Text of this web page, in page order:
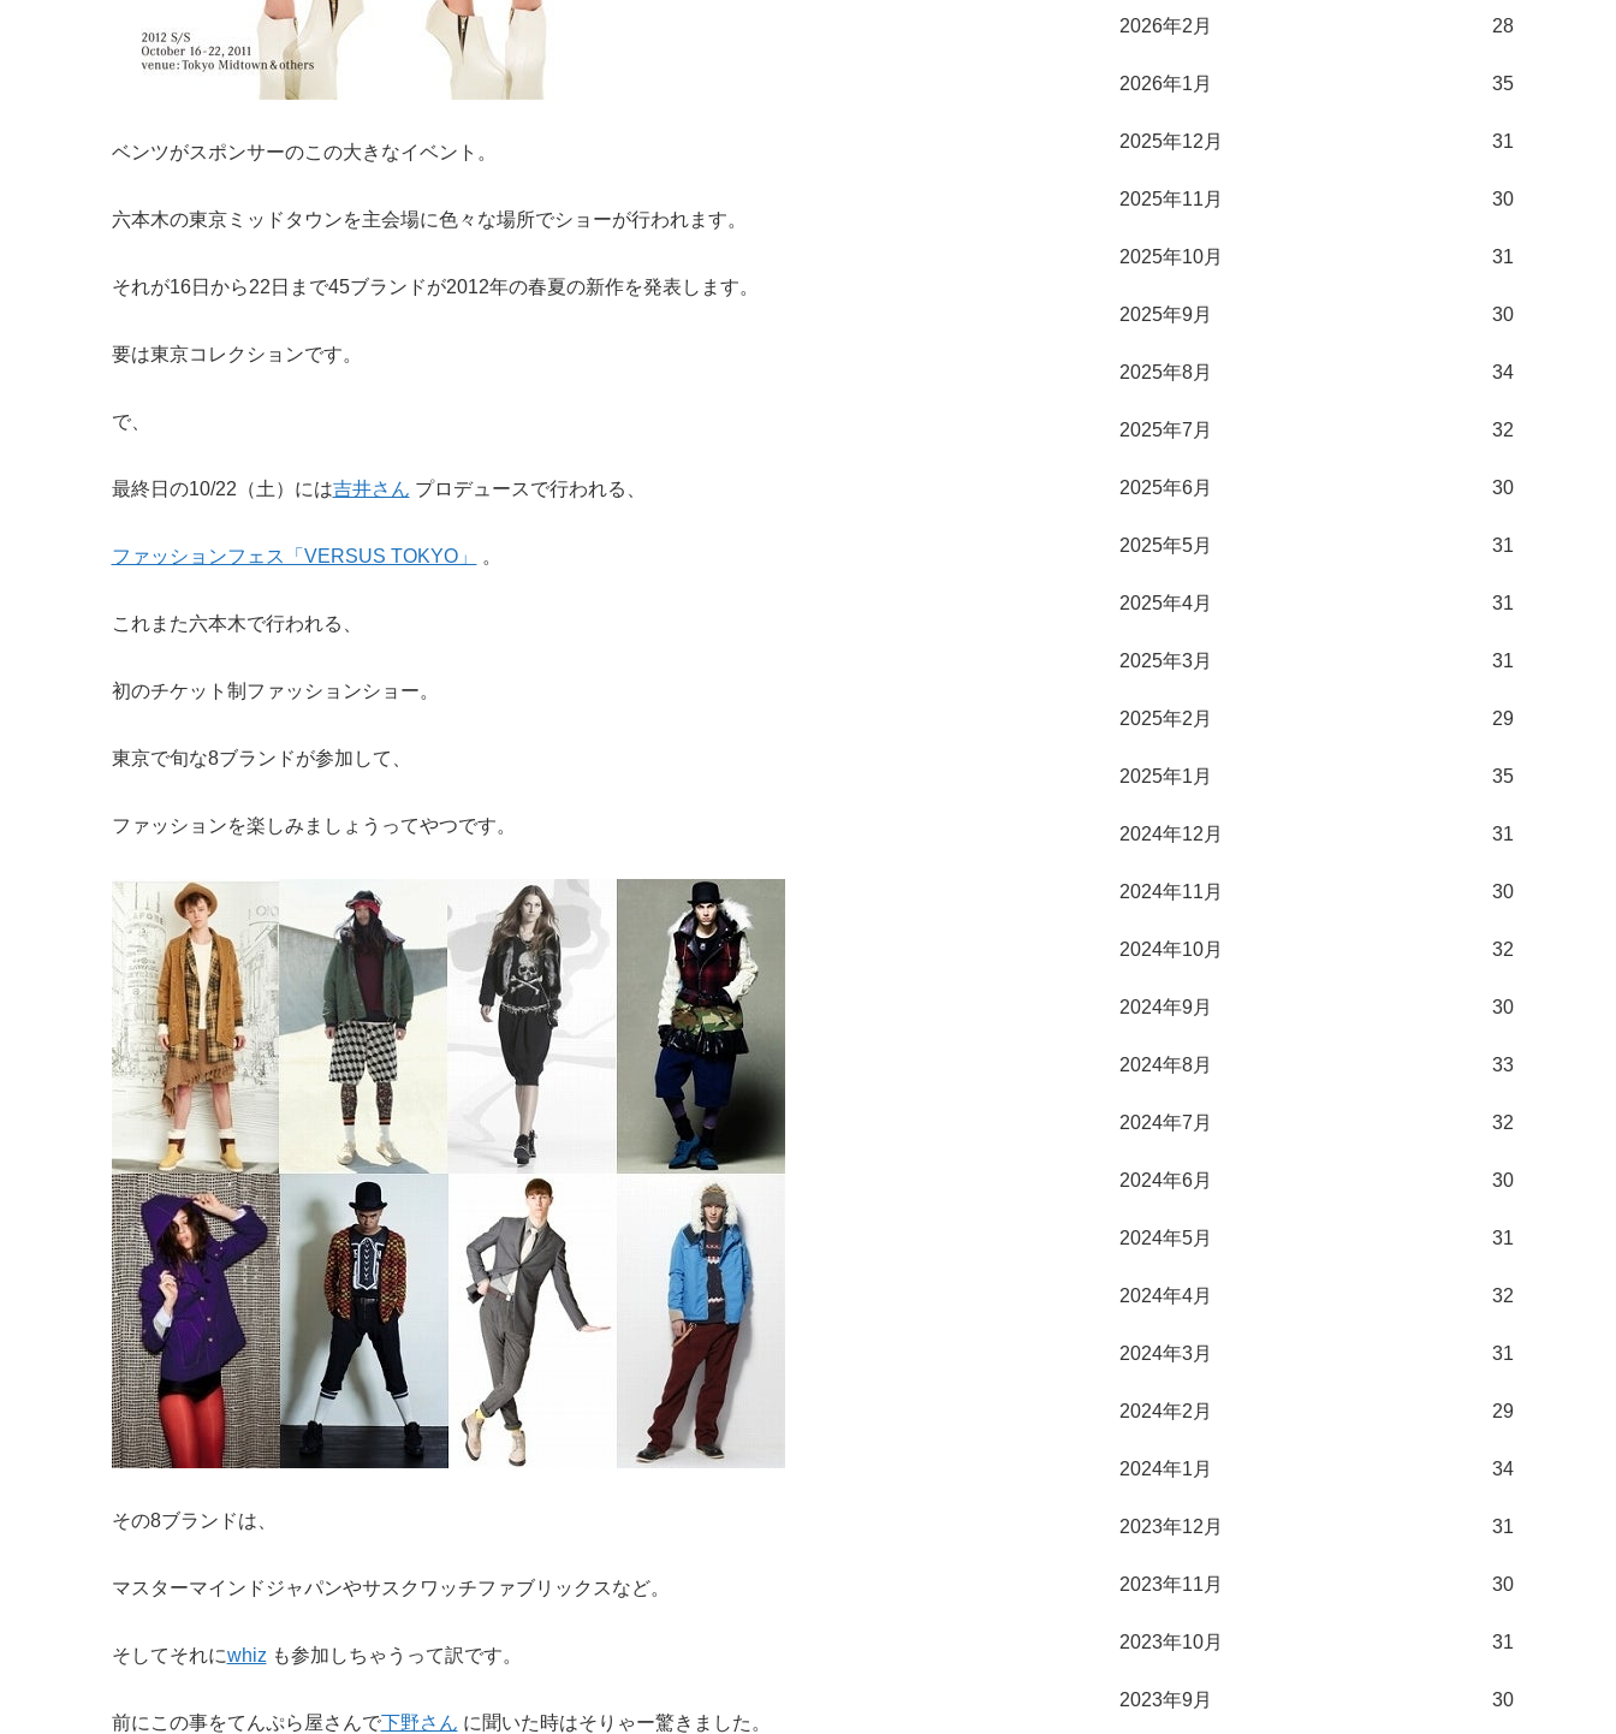
ベンツがスポンサーのこの大きなイベント。
六本木の東京ミッドタウンを主会場に色々な場所でショーが行われます。
それが16日から22日まで45ブランドが2012年の春夏の新作を発表します。
要は東京コレクションです。
で、
最終日の10/22（土）には吉井さん プロデュースで行われる、
ファッションフェス「VERSUS TOKYO」 。
これまた六本木で行われる、
初のチケット制ファッションショー。
東京で旬な8ブランドが参加して、
ファッションを楽しみましょうってやつです。
その8ブランドは、
マスターマインドジャパンやサスクワッチファブリックスなど。
そしてそれにwhiz も参加しちゃうって訳です。
前にこの事をてんぷら屋さんで下野さん に聞いた時はそりゃー驚きました。
2026年2月 28
2026年1月 35
2025年12月 31
2025年11月 30
2025年10月 31
2025年9月 30
2025年8月 34
2025年7月 32
2025年6月 30
2025年5月 31
2025年4月 31
2025年3月 31
2025年2月 29
2025年1月 35
2024年12月 31
2024年11月 30
2024年10月 32
2024年9月 30
2024年8月 33
2024年7月 32
2024年6月 30
2024年5月 31
2024年4月 32
2024年3月 31
2024年2月 29
2024年1月 34
2023年12月 31
2023年11月 30
2023年10月 31
2023年9月 30